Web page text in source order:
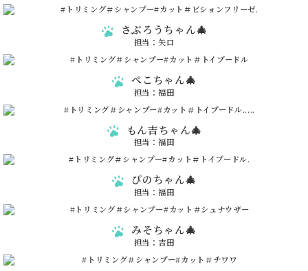
さぶろうちゃん🎄
担当：矢口
ぺこちゃん🎄
担当：福田
もん吉ちゃん🎄
担当：福田
ぴのちゃん🎄
担当：福田
みそちゃん🎄
担当：吉田